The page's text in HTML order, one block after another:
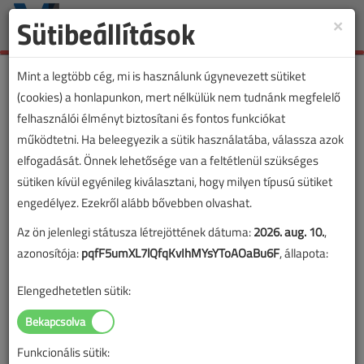
Toggle
Otthonfelújítási támogatás
költségkalkulátor
2021. január 26. | VL online | 7395 |
×
Sütibeállítások
Mint a legtöbb cég, mi is használunk úgynevezett sütiket
(cookies) a honlapunkon, mert nélkülük nem tudnánk megfelelő
felhasználói élményt biztosítani és fontos funkciókat
működtetni. Ha beleegyezik a sütik használatába, válassza azok
elfogadását. Önnek lehetősége van a feltétlenül szükséges
sütiken kívül egyénileg kiválasztani, hogy milyen típusú sütiket
engedélyez. Ezekről alább bővebben olvashat.
Az ön jelenlegi státusza létrejöttének dátuma:2026. aug. 10.,
azonosítója:pqfF5umXL7lQfqKvIhMYsYToAOaBu6F, állapota:
Elengedhetetlen sütik:
Funkcionális sütik: